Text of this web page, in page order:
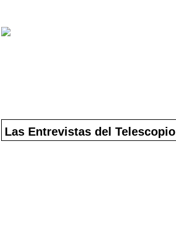
Las Entrevistas del Telescopio